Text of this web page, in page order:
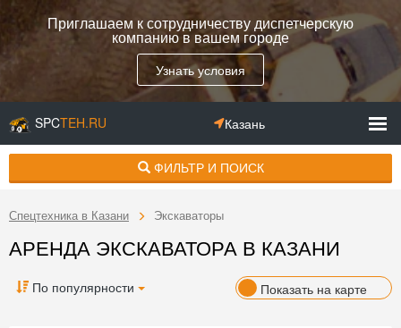
Приглашаем к сотрудничеству диспетчерскую
компанию в вашем городе
Узнать условия
SPCTEH.RU Казань
ФИЛЬТР И ПОИСК
Спецтехника в Казани Экскаваторы
АРЕНДА ЭКСКАВАТОРА В КАЗАНИ
По популярности Показать на карте